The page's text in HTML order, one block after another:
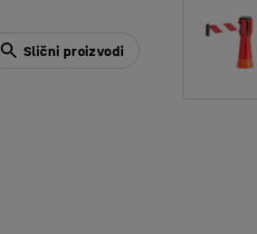
Slični proizvodi